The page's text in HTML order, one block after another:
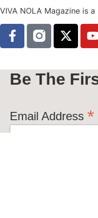
VIVA NOLA Magazine is
Be The
Email Address *